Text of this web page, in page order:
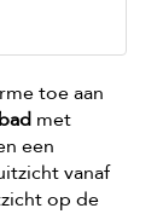
toe aan
met
een
vanaf
op de